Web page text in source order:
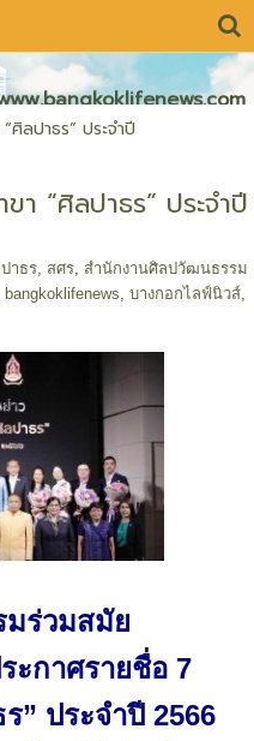
ลปาธร” ประจำปี
“ศิลปาธร” ประจำปี
าธร, สศร, สำนักงานศิลปวัฒนธรรม
bangkoklifenews บางกอกไลฟ์นิวส์,
ร่วมสมัย
กาศรายชื่อ 7
” ประจำปี 2566